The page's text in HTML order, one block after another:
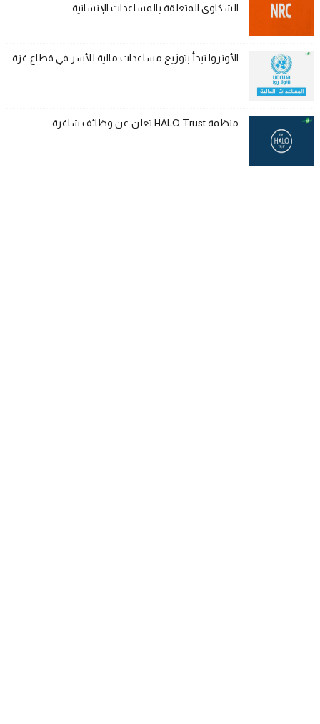
الشكاوى المتعلقة بالمساعدات الإنسانية
الأونروا تبدأ بتوزيع مساعدات مالية للأسر في قطاع غزة
منظمة HALO Trust تعلن عن وظائف شاغرة